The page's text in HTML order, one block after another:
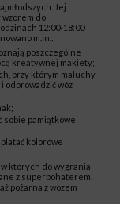
Jej
wzorem do
12:00-18:00
m.in.:
poszczególne
kreatywnej makiety;
przy którym maluchy
odprowadzić wóz
sobie pamiątkowe
kolorowe
których do wygrania
z superbohaterem.
pożarna z wozem